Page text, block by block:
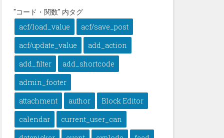
"コード・関数" 内タグ
acf/load_value
acf/save_post
acf/update_value
add_action
add_filter
add_shortcode
admin_footer
attachment
author
Block Editor
calendar
current_user_can